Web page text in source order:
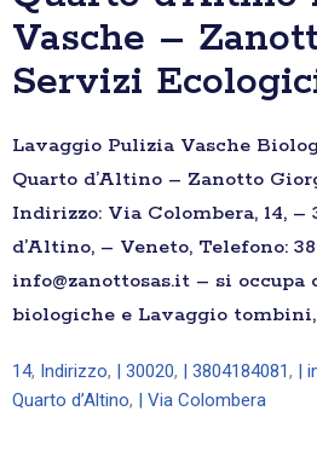
Vasche –
Servizi
Lavaggio Pulizia Vasche
Quarto d’Altino – Zanotto
Indirizzo: Via Colombera, 14, –
d’Altino, – Veneto, Telefono:
info@zanottosas.it – si occupa
biologiche e Lavaggio
14, Indirizzo, | 30020, | 3804184081, |
Quarto d’Altino, | Via Colombera